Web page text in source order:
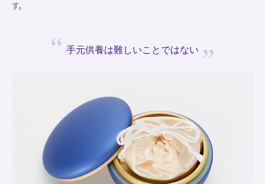
す。
手元供養は難しいことではない